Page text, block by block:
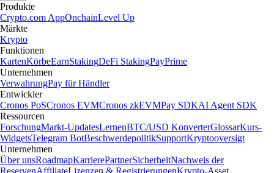
Produkte
Crypto.com AppOnchainLevel Up
Märkte
Krypto
Funktionen
KartenKörbeEarnStakingDeFi StakingPayPrime
Unternehmen
VerwahrungPay für Händler
Entwickler
Cronos PoSCronos EVMCronos zkEVMPay SDKAI Agent SDK
Ressourcen
ForschungMarkt-UpdatesLernenBTC/USD KonverterGlossarKurs-
WidgetsTelegram BotBeschwerdepolitikSupportKryptooversigt
Unternehmen
Über unsRoadmapKarrierePartnerSicherheitNachweis der
ReservenAffiliateLizenzen & RegistrierungenKrypto-Asset